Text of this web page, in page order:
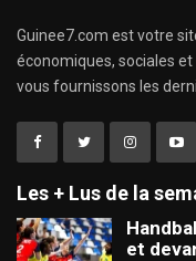
Guinee7.com est votre
économiques, sociales et
vous fournissons les
Les + Lus de la
et